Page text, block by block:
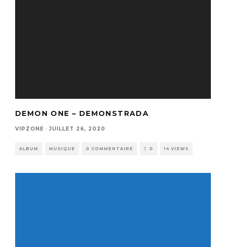
DEMON ONE – DEMONSTRADA
VIPZONE · JUILLET 26, 2020
ALBUM MUSIQUE 0 COMMENTAIRE 0 14 VIEWS